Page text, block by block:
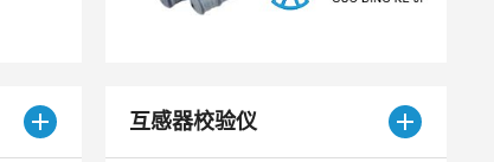
互感器校验仪